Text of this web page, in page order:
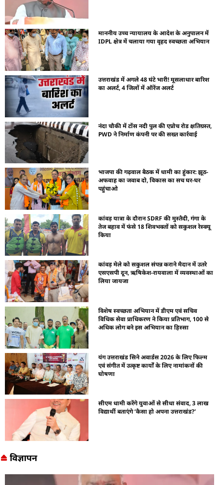
माननीय उच्च न्यायालय के आदेश के अनुपालन में
IDPL क्षेत्र में चलाया गया वृहद स्वच्छता अभियान
उत्तराखंड में अगले 48 घंटे भारी! मूसलाधार बारिश
का अलर्ट, 4 जिलों में ऑरेंज अलर्ट
नंदा चौकी में टोंस नदी पुल की एप्रोच रोड क्षतिग्रस्त,
PWD ने निर्माण कंपनी पर की सख्त कार्रवाई
भाजपा की गढ़वाल बैठक में धामी का हुंकार: झूठ-
अफवाह का जवाब दो, विकास का सच घर-घर
पहुंचाओ
कांवड़ यात्रा के दौरान SDRF की मुस्तैदी, गंगा के
तेज बहाव में फंसे 18 शिवभक्तों को सकुशल रेस्क्यू
किया
कांवड़ मेले को सकुशल संपन्न कराने मैदान में उतरे
एसएसपी दून, ऋषिकेश-रायवाला में व्यवस्थाओं का
लिया जायजा
विशेष स्वच्छता अभियान में डीएम एवं सचिव
विधिक सेवा प्राधिकरण ने किया प्रतिभाग, 100 से
अधिक लोग बने इस अभियान का हिस्सा
यंग उत्तराखंड सिने अवार्डस 2026 के लिए फिल्म
एवं संगीत में उत्कृष्ट कार्यों के लिए नामांकनों की
घोषणा
सीएम धामी करेंगे युवाओं से सीधा संवाद, 3 लाख
विद्यार्थी बताएंगे ‘कैसा हो अपना उत्तराखंड?’
विज्ञापन